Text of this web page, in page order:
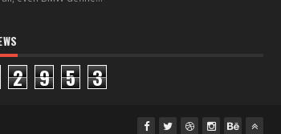
2 9 5 3